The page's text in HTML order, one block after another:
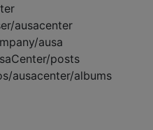
ausacenter
ausa
posts
ausacenter/albums